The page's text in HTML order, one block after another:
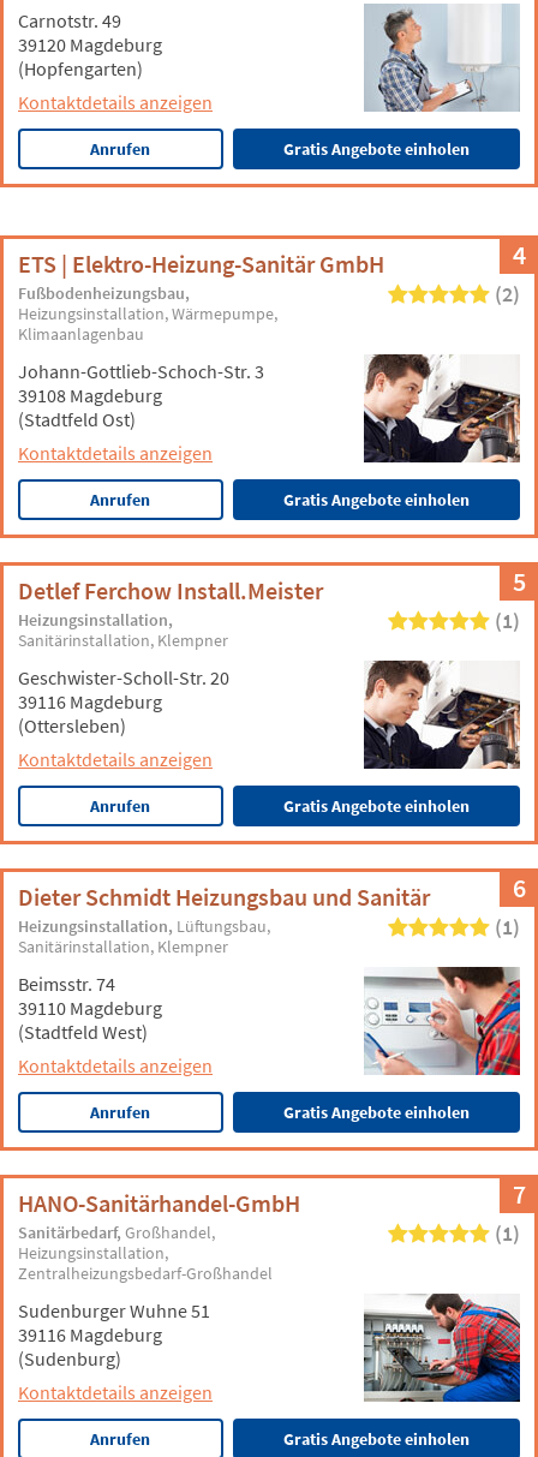
Carnotstr. 49
39120 Magdeburg
(Hopfengarten)
Kontaktdetails anzeigen
Anrufen Gratis Angebote einholen
4
ETS | Elektro-Heizung-Sanitär GmbH
Fußbodenheizungsbau
Heizungsinstallation Wärmepumpe
Klimaanlagenbau
(2)
Johann-Gottlieb-Schoch-Str. 3
39108 Magdeburg
(Stadtfeld Ost)
Kontaktdetails anzeigen
Anrufen Gratis Angebote einholen
5
Detlef Ferchow Install.Meister
Heizungsinstallation
Sanitärinstallation Klempner
(1)
Geschwister-Scholl-Str. 20
39116 Magdeburg
(Ottersleben)
Kontaktdetails anzeigen
Anrufen Gratis Angebote einholen
6
Dieter Schmidt Heizungsbau und Sanitär
Heizungsinstallation Lüftungsbau
Sanitärinstallation Klempner
(1)
Beimsstr. 74
39110 Magdeburg
(Stadtfeld West)
Kontaktdetails anzeigen
Anrufen Gratis Angebote einholen
7
HANO-Sanitärhandel-GmbH
Sanitärbedarf Großhandel
Heizungsinstallation
Zentralheizungsbedarf-Großhandel
(1)
Sudenburger Wuhne 51
39116 Magdeburg
(Sudenburg)
Kontaktdetails anzeigen
Anrufen Gratis Angebote einholen